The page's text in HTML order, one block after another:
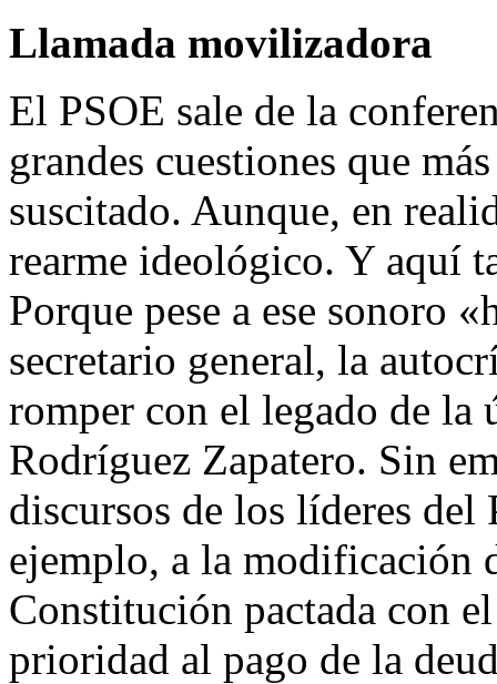
Llamada movilizadora
El PSOE sale de la
grandes cuestiones que
suscitado. Aunque, en
rearme ideológico. Y aquí
Porque pese a ese sonoro
secretario general, la
romper con el legado de la
Rodríguez Zapatero. Sin
discursos de los líderes
ejemplo, a la modificación
Constitución pactada con
prioridad al pago de la